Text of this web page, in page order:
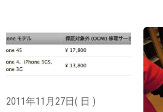
2011年11月27日( 日 )